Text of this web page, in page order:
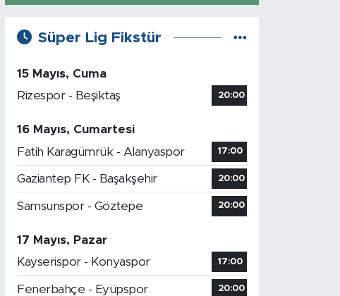
Süper Lig Fikstür
15 Mayıs, Cuma
Rizespor - Beşiktaş
20:00
16 Mayıs, Cumartesi
Fatih Karagümrük - Alanyaspor
17:00
Gaziantep FK - Başakşehir 20:00
Samsunspor - Göztepe 20:00
17 Mayıs, Pazar
Kayserispor - Konyaspor
17:00
Fenerbahçe - Eyüpspor 20:00